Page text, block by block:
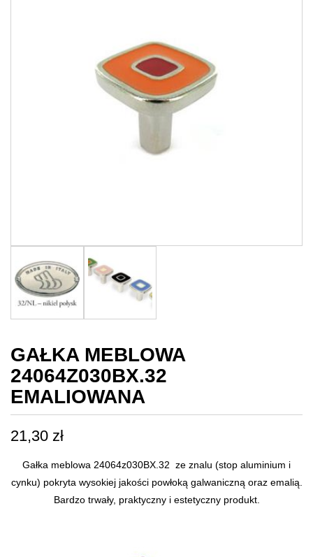
GAŁKA MEBLOWA
24064Z030BX.32
EMALIOWANA
21,30 zł
Gałka meblowa 24064z030BX.32 ze znalu (stop aluminium i
cynku) pokryta wysokiej jakości powłoką galwaniczną oraz emalią.
Bardzo trwały, praktyczny i estetyczny produkt.